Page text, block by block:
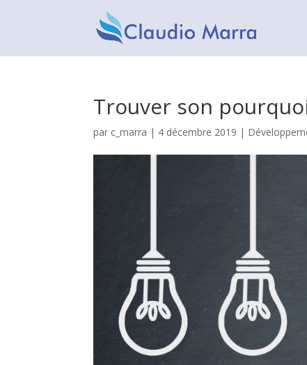
Trouver son
par c_marra | 4 décembre 2019 |